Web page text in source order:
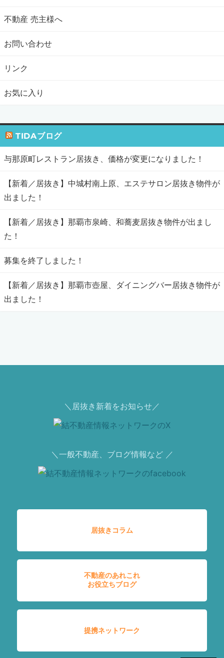
不動産 売主様へ
お問い合わせ
リンク
お気に入り
TIDAブログ
与那原町レストラン居抜き、価格が変更になりました！
【新着／居抜き】中城村南上原、エステサロン居抜き物件が
出ました！
【新着／居抜き】那覇市泉崎、和蕎麦居抜き物件が出まし
た！
募集を終了しました！
【新着／居抜き】那覇市壺屋、ダイニングバー居抜き物件が
出ました！
＼居抜き新着をお知らせ／
＼一般不動産、ブログ情報など ／
居抜きコラム
不動産のあれこれ
お役立ちブログ
提携ネットワーク